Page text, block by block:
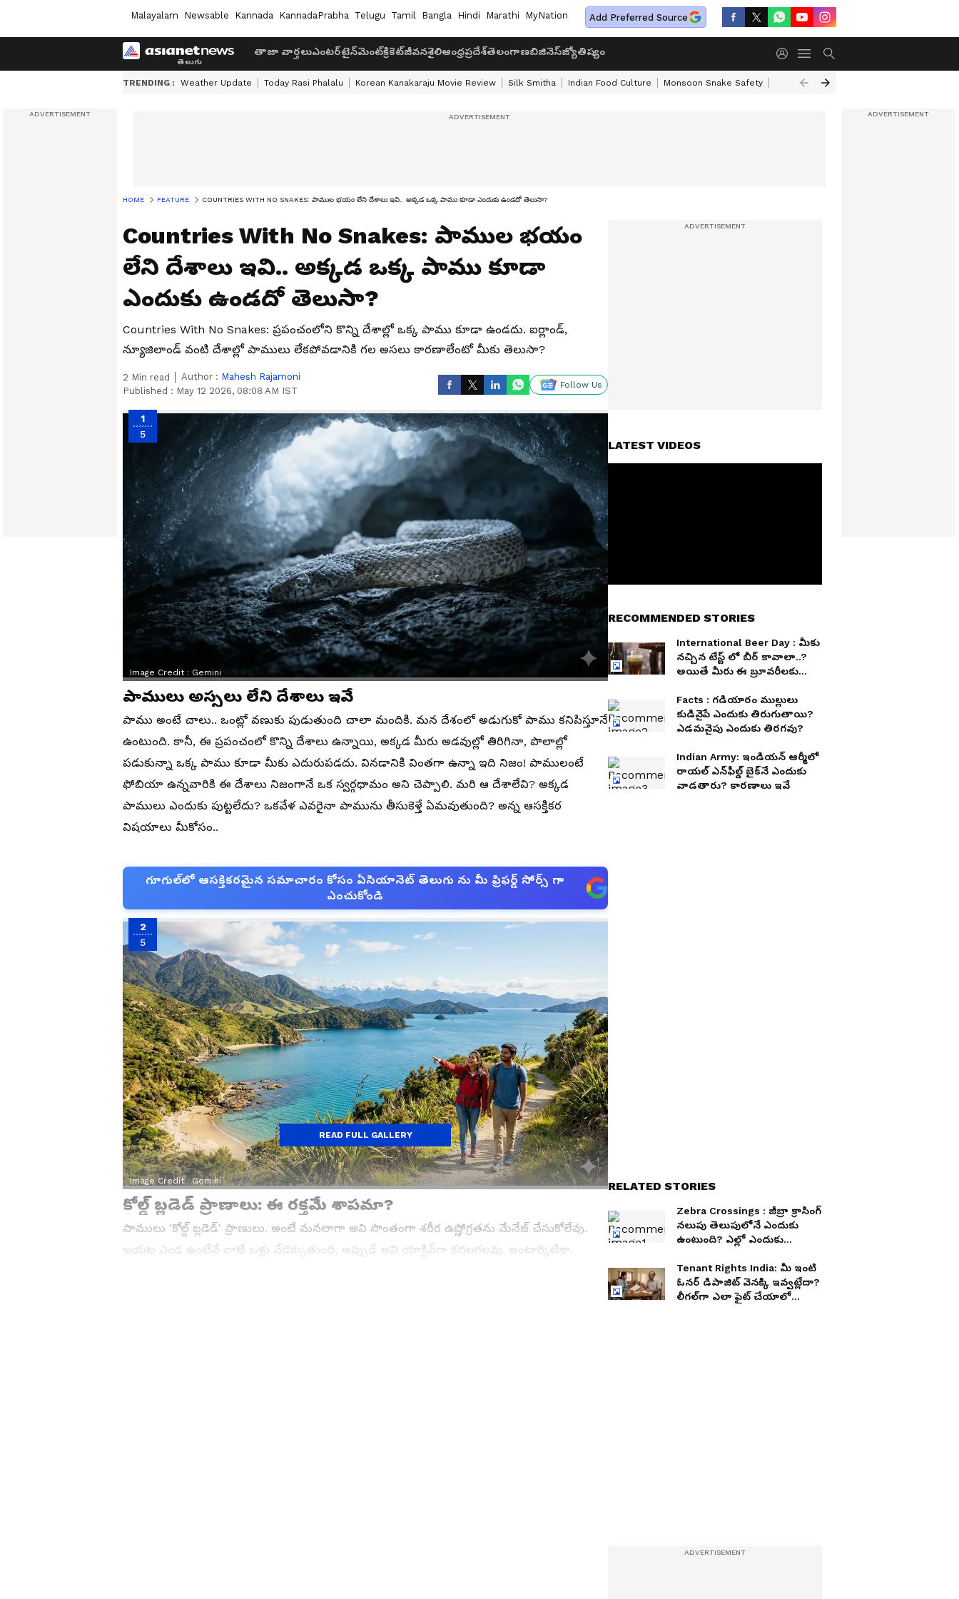
Malayalam Newsable Kannada KannadaPrabha Telugu Tamil Bangla Hindi Marathi MyNation Add Preferred Source
తాజా వార్తలుఎంటర్‌టైన్‌మెంట్క్రికెట్జీవనశైలిఆంధ్రప్రదేశ్తెలంగాణబిజినెస్జ్యోతిష్యం
TRENDING : Weather Update Today Rasi Phalalu Korean Kanakaraju Movie Review Silk Smitha Indian Food Culture Monsoon Snake Safety Akkineni Nageswara Rao
HOME FEATURE COUNTRIES WITH NO SNAKES: పాముల భయం లేని దేశాలు ఇవి.. అక్కడ ఒక్క పాము కూడా ఎందుకు ఉండదో తెలుసా?
Countries With No Snakes: పాముల భయం
లేని దేశాలు ఇవి.. అక్కడ ఒక్క పాము కూడా
ఎందుకు ఉండదో తెలుసా?
Countries With No Snakes: ప్రపంచంలోని కొన్ని దేశాల్లో ఒక్క పాము కూడా ఉండదు. ఐర్లాండ్,
న్యూజిలాండ్ వంటి దేశాల్లో పాములు లేకపోవడానికి గల అసలు కారణాలేంటో మీకు తెలుసా?
2 Min read Author : Mahesh Rajamoni
Published : May 12 2026, 08:08 AM IST
Follow Us
1
5
Image Credit : Gemini
పాములు అస్సలు లేని దేశాలు ఇవే
పాము అంటే చాలు.. ఒంట్లో వణుకు పుడుతుంది చాలా మందికి. మన దేశంలో అడుగుకో పాము కనిపిస్తూనే
ఉంటుంది. కానీ, ఈ ప్రపంచంలో కొన్ని దేశాలు ఉన్నాయి, అక్కడ మీరు అడవుల్లో తిరిగినా, పొలాల్లో
పడుకున్నా ఒక్క పాము కూడా మీకు ఎదురుపడదు. వినడానికి వింతగా ఉన్నా ఇది నిజం! పాములంటే
ఫోబియా ఉన్నవారికి ఈ దేశాలు నిజంగానే ఒక స్వర్గధామం అని చెప్పాలి. మరి ఆ దేశాలేవి? అక్కడ
పాములు ఎందుకు పుట్టలేదు? ఒకవేళ ఎవరైనా పామును తీసుకెళ్తే ఏమవుతుంది? అన్న ఆసక్తికర
విషయాలు మీకోసం..
గూగుల్‌లో ఆసక్తికరమైన సమాచారం కోసం ఏసియానెట్ తెలుగు ను మీ ఫ్రిఫర్డ్ సోర్స్ గా
ఎంచుకోండి
2
5
Image Credit :Gemini
కోల్డ్ బ్లడెడ్ ప్రాణాలు: ఈ రక్తమే శాపమా?
పాములు 'కోల్డ్ బ్లడెడ్' ప్రాణులు. అంటే మనలాగా అవి సొంతంగా శరీర ఉష్ణోగ్రతను మేనేజ్ చేసుకోలేవు.
బయట ఎండ ఉంటేనే వాటి ఒళ్లు వేడెక్కుతుంది, అప్పుడే అవి యాక్టివ్‌గా కదలగలవు. అంటార్కిటికా,
READ FULL GALLERY
LATEST VIDEOS
RECOMMENDED STORIES
International Beer Day : మీకు
నచ్చిన టేస్ట్ లో బీర్ కావాలా..?
అయితే మీరు ఈ బ్రూవరీలకు
Facts : గడియారం ముల్లులు
కుడివైపే ఎందుకు తిరుగుతాయి?
ఎడమవైపు ఎందుకు తిరగవు?
Indian Army: ఇండియన్ ఆర్మీలో
రాయల్ ఎన్‌ఫీల్డ్ బైక్‌నే ఎందుకు
వాడతారు? కారణాలు ఇవే
RELATED STORIES
Zebra Crossings : జీబ్రా క్రాసింగ్
నలుపు తెలుపులోనే ఎందుకు
ఉంటుంది? ఎల్లో ఎందుకు
Tenant Rights India: మీ ఇంటి
ఓనర్ డిపాజిట్ వెనక్కి ఇవ్వట్లేదా?
లీగల్‌గా ఎలా ఫైట్ చేయాలో